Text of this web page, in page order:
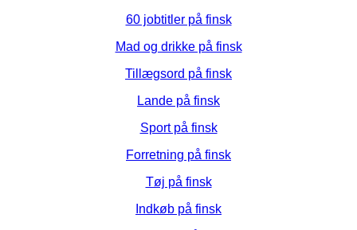
60 jobtitler på finsk
Mad og drikke på finsk
Tillægsord på finsk
Lande på finsk
Sport på finsk
Forretning på finsk
Tøj på finsk
Indkøb på finsk